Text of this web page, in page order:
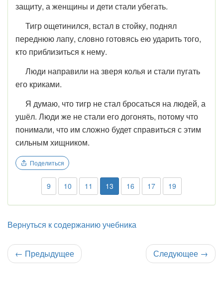
защиту, а женщины и дети стали убегать.
Тигр ощетинился, встал в стойку, поднял
переднюю лапу, словно готовясь ею ударить того,
кто приблизиться к нему.
Люди направили на зверя колья и стали пугать
его криками.
Я думаю, что тигр не стал бросаться на людей, а
ушёл. Люди же не стали его догонять, потому что
понимали, что им сложно будет справиться с этим
сильным хищником.
Поделиться
9 10 11 13 16 17 19
Вернуться к содержанию учебника
← Предыдущее Следующее →